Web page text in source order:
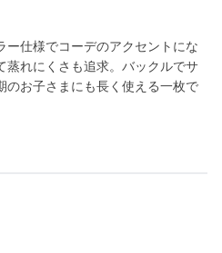
ー仕様でコーデのアクセントにな
蒸れにくさも追求。バックルでサ
のお子さまにも長く使える一枚で